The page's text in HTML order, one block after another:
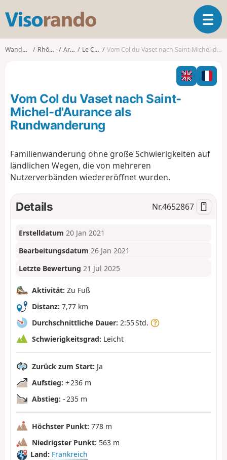
s
o
T
o
g
l
n
t
Wanderungen Rhône-Alpes Ardèche Le Cheylard Vom Col du Vaset nach Saint-Michel-d'Aurance als Rundwanderung
Vom Col du Vaset nach Saint-
Michel-d'Aurance als
Rundwanderung
Familienwanderung ohne große Schwierigkeiten auf
ländlichen Wegen, die von mehreren
Nutzerverbänden wiedereröffnet wurden.
Details Nr.4652867
Erstelldatum 20 Jan 2021
Bearbeitungsdatum 26 Jan 2021
Letzte Bewertung 21 Jul 2025
Aktivität: Zu Fuß
Distanz: 7,77 km
Durchschnittliche Dauer: 2:55 Std.
Schwierigkeitsgrad: Leicht
Zurück zum Start: Ja
Aufstieg: + 236 m
Abstieg: - 235 m
Höchster Punkt: 778 m
Niedrigster Punkt: 563 m
Land: Frankreich